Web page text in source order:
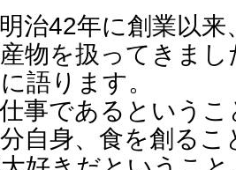
治42年に創業以来
物を扱ってきま
語ります。
事であるというこ
自身、食を創る